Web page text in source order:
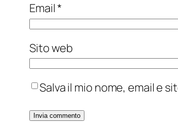
Email*
Sito web
Salva il mio nome, email e